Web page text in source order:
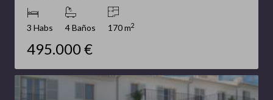
3 Habs 4 Baños 170 m2
495.000 €